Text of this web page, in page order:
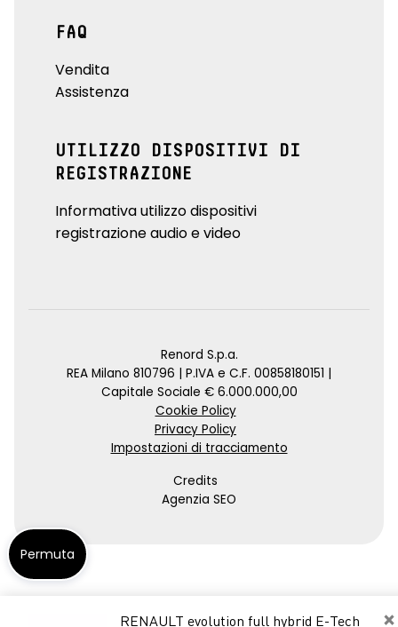
×
RENAULT evolution full hybrid E-Tech
FAQ
Vendita
Assistenza
UTILIZZO DISPOSITIVI DI
REGISTRAZIONE
Informativa utilizzo dispositivi
registrazione audio e video
Renord S.p.a.
REA Milano 810796 | P.IVA e C.F. 00858180151 |
Capitale Sociale € 6.000.000,00
Cookie Policy
Privacy Policy
Impostazioni di tracciamento
Credits
Agenzia SEO
Permuta